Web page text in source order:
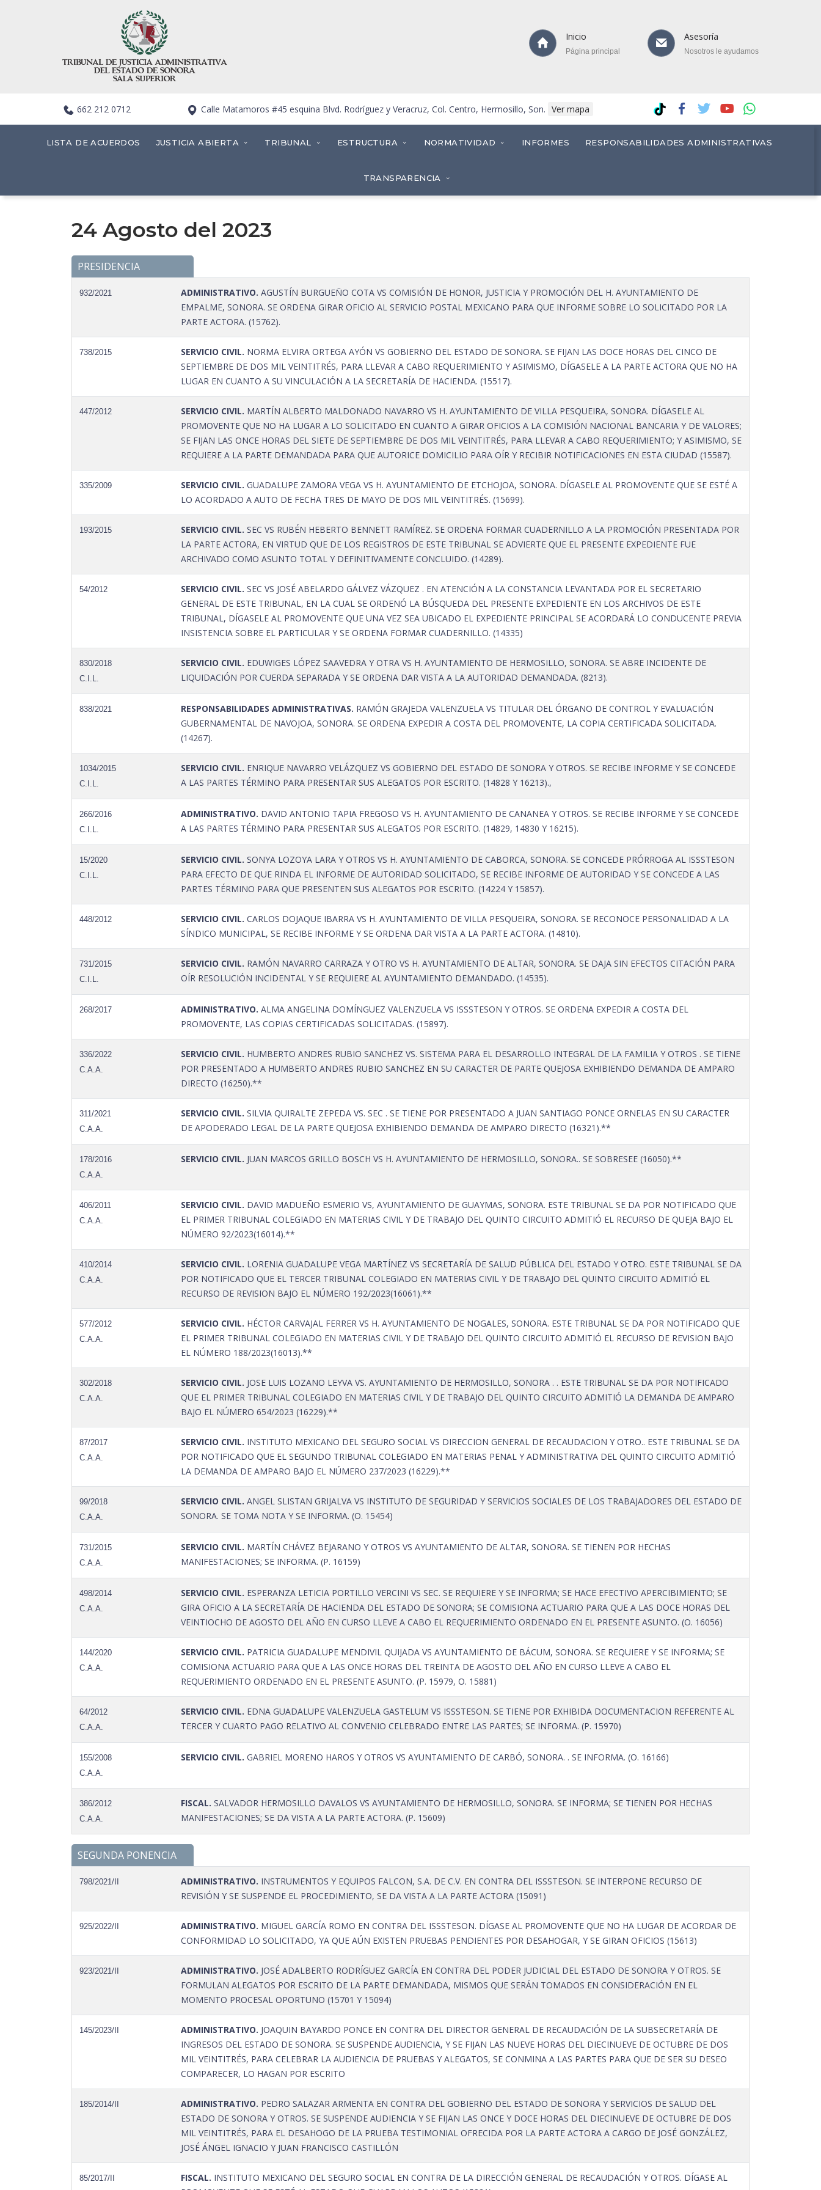
Inicio
Página principal
Asesoría
Nosotros le ayudamos
662 212 0712 Calle Matamoros #45 esquina Blvd. Rodríguez y Veracruz, Col. Centro, Hermosillo, Son. Ver mapa
LISTA DE ACUERDOS JUSTICIA ABIERTA TRIBUNAL ESTRUCTURA NORMATIVIDAD INFORMES RESPONSABILIDADES ADMINISTRATIVAS
TRANSPARENCIA
24 Agosto del 2023
PRESIDENCIA
932/2021 ADMINISTRATIVO. AGUSTÍN BURGUEÑO COTA VS COMISIÓN DE HONOR, JUSTICIA Y PROMOCIÓN DEL H. AYUNTAMIENTO DE
EMPALME, SONORA. SE ORDENA GIRAR OFICIO AL SERVICIO POSTAL MEXICANO PARA QUE INFORME SOBRE LO SOLICITADO POR LA
PARTE ACTORA. (15762).
738/2015 SERVICIO CIVIL. NORMA ELVIRA ORTEGA AYÓN VS GOBIERNO DEL ESTADO DE SONORA. SE FIJAN LAS DOCE HORAS DEL CINCO DE
SEPTIEMBRE DE DOS MIL VEINTITRÉS, PARA LLEVAR A CABO REQUERIMIENTO Y ASIMISMO, DÍGASELE A LA PARTE ACTORA QUE NO HA
LUGAR EN CUANTO A SU VINCULACIÓN A LA SECRETARÍA DE HACIENDA. (15517).
447/2012 SERVICIO CIVIL. MARTÍN ALBERTO MALDONADO NAVARRO VS H. AYUNTAMIENTO DE VILLA PESQUEIRA, SONORA. DÍGASELE AL
PROMOVENTE QUE NO HA LUGAR A LO SOLICITADO EN CUANTO A GIRAR OFICIOS A LA COMISIÓN NACIONAL BANCARIA Y DE VALORES;
SE FIJAN LAS ONCE HORAS DEL SIETE DE SEPTIEMBRE DE DOS MIL VEINTITRÉS, PARA LLEVAR A CABO REQUERIMIENTO; Y ASIMISMO, SE
REQUIERE A LA PARTE DEMANDADA PARA QUE AUTORICE DOMICILIO PARA OÍR Y RECIBIR NOTIFICACIONES EN ESTA CIUDAD (15587).
335/2009 SERVICIO CIVIL. GUADALUPE ZAMORA VEGA VS H. AYUNTAMIENTO DE ETCHOJOA, SONORA. DÍGASELE AL PROMOVENTE QUE SE ESTÉ A
LO ACORDADO A AUTO DE FECHA TRES DE MAYO DE DOS MIL VEINTITRÉS. (15699).
193/2015 SERVICIO CIVIL. SEC VS RUBÉN HEBERTO BENNETT RAMÍREZ. SE ORDENA FORMAR CUADERNILLO A LA PROMOCIÓN PRESENTADA POR
LA PARTE ACTORA, EN VIRTUD QUE DE LOS REGISTROS DE ESTE TRIBUNAL SE ADVIERTE QUE EL PRESENTE EXPEDIENTE FUE
ARCHIVADO COMO ASUNTO TOTAL Y DEFINITIVAMENTE CONCLUIDO. (14289).
54/2012 SERVICIO CIVIL. SEC VS JOSÉ ABELARDO GÁLVEZ VÁZQUEZ . EN ATENCIÓN A LA CONSTANCIA LEVANTADA POR EL SECRETARIO
GENERAL DE ESTE TRIBUNAL, EN LA CUAL SE ORDENÓ LA BÚSQUEDA DEL PRESENTE EXPEDIENTE EN LOS ARCHIVOS DE ESTE
TRIBUNAL, DÍGASELE AL PROMOVENTE QUE UNA VEZ SEA UBICADO EL EXPEDIENTE PRINCIPAL SE ACORDARÁ LO CONDUCENTE PREVIA
INSISTENCIA SOBRE EL PARTICULAR Y SE ORDENA FORMAR CUADERNILLO. (14335)
830/2018
C.I.L.
SERVICIO CIVIL. EDUWIGES LÓPEZ SAAVEDRA Y OTRA VS H. AYUNTAMIENTO DE HERMOSILLO, SONORA. SE ABRE INCIDENTE DE
LIQUIDACIÓN POR CUERDA SEPARADA Y SE ORDENA DAR VISTA A LA AUTORIDAD DEMANDADA. (8213).
838/2021 RESPONSABILIDADES ADMINISTRATIVAS. RAMÓN GRAJEDA VALENZUELA VS TITULAR DEL ÓRGANO DE CONTROL Y EVALUACIÓN
GUBERNAMENTAL DE NAVOJOA, SONORA. SE ORDENA EXPEDIR A COSTA DEL PROMOVENTE, LA COPIA CERTIFICADA SOLICITADA.
(14267).
1034/2015
C.I.L.
SERVICIO CIVIL. ENRIQUE NAVARRO VELÁZQUEZ VS GOBIERNO DEL ESTADO DE SONORA Y OTROS. SE RECIBE INFORME Y SE CONCEDE
A LAS PARTES TÉRMINO PARA PRESENTAR SUS ALEGATOS POR ESCRITO. (14828 Y 16213).,
266/2016
C.I.L.
ADMINISTRATIVO. DAVID ANTONIO TAPIA FREGOSO VS H. AYUNTAMIENTO DE CANANEA Y OTROS. SE RECIBE INFORME Y SE CONCEDE
A LAS PARTES TÉRMINO PARA PRESENTAR SUS ALEGATOS POR ESCRITO. (14829, 14830 Y 16215).
15/2020
C.I.L.
SERVICIO CIVIL. SONYA LOZOYA LARA Y OTROS VS H. AYUNTAMIENTO DE CABORCA, SONORA. SE CONCEDE PRÓRROGA AL ISSSTESON
PARA EFECTO DE QUE RINDA EL INFORME DE AUTORIDAD SOLICITADO, SE RECIBE INFORME DE AUTORIDAD Y SE CONCEDE A LAS
PARTES TÉRMINO PARA QUE PRESENTEN SUS ALEGATOS POR ESCRITO. (14224 Y 15857).
448/2012 SERVICIO CIVIL. CARLOS DOJAQUE IBARRA VS H. AYUNTAMIENTO DE VILLA PESQUEIRA, SONORA. SE RECONOCE PERSONALIDAD A LA
SÍNDICO MUNICIPAL, SE RECIBE INFORME Y SE ORDENA DAR VISTA A LA PARTE ACTORA. (14810).
731/2015
C.I.L.
SERVICIO CIVIL. RAMÓN NAVARRO CARRAZA Y OTRO VS H. AYUNTAMIENTO DE ALTAR, SONORA. SE DAJA SIN EFECTOS CITACIÓN PARA
OÍR RESOLUCIÓN INCIDENTAL Y SE REQUIERE AL AYUNTAMIENTO DEMANDADO. (14535).
268/2017 ADMINISTRATIVO. ALMA ANGELINA DOMÍNGUEZ VALENZUELA VS ISSSTESON Y OTROS. SE ORDENA EXPEDIR A COSTA DEL
PROMOVENTE, LAS COPIAS CERTIFICADAS SOLICITADAS. (15897).
336/2022
C.A.A.
SERVICIO CIVIL. HUMBERTO ANDRES RUBIO SANCHEZ VS. SISTEMA PARA EL DESARROLLO INTEGRAL DE LA FAMILIA Y OTROS . SE TIENE
POR PRESENTADO A HUMBERTO ANDRES RUBIO SANCHEZ EN SU CARACTER DE PARTE QUEJOSA EXHIBIENDO DEMANDA DE AMPARO
DIRECTO (16250).**
311/2021
C.A.A.
SERVICIO CIVIL. SILVIA QUIRALTE ZEPEDA VS. SEC . SE TIENE POR PRESENTADO A JUAN SANTIAGO PONCE ORNELAS EN SU CARACTER
DE APODERADO LEGAL DE LA PARTE QUEJOSA EXHIBIENDO DEMANDA DE AMPARO DIRECTO (16321).**
178/2016
C.A.A.
SERVICIO CIVIL. JUAN MARCOS GRILLO BOSCH VS H. AYUNTAMIENTO DE HERMOSILLO, SONORA.. SE SOBRESEE (16050).**
406/2011
C.A.A.
SERVICIO CIVIL. DAVID MADUEÑO ESMERIO VS, AYUNTAMIENTO DE GUAYMAS, SONORA. ESTE TRIBUNAL SE DA POR NOTIFICADO QUE
EL PRIMER TRIBUNAL COLEGIADO EN MATERIAS CIVIL Y DE TRABAJO DEL QUINTO CIRCUITO ADMITIÓ EL RECURSO DE QUEJA BAJO EL
NÚMERO 92/2023(16014).**
410/2014
C.A.A.
SERVICIO CIVIL. LORENIA GUADALUPE VEGA MARTÍNEZ VS SECRETARÍA DE SALUD PÚBLICA DEL ESTADO Y OTRO. ESTE TRIBUNAL SE DA
POR NOTIFICADO QUE EL TERCER TRIBUNAL COLEGIADO EN MATERIAS CIVIL Y DE TRABAJO DEL QUINTO CIRCUITO ADMITIÓ EL
RECURSO DE REVISION BAJO EL NÚMERO 192/2023(16061).**
577/2012
C.A.A.
SERVICIO CIVIL. HÉCTOR CARVAJAL FERRER VS H. AYUNTAMIENTO DE NOGALES, SONORA. ESTE TRIBUNAL SE DA POR NOTIFICADO QUE
EL PRIMER TRIBUNAL COLEGIADO EN MATERIAS CIVIL Y DE TRABAJO DEL QUINTO CIRCUITO ADMITIÓ EL RECURSO DE REVISION BAJO
EL NÚMERO 188/2023(16013).**
302/2018
C.A.A.
SERVICIO CIVIL. JOSE LUIS LOZANO LEYVA VS. AYUNTAMIENTO DE HERMOSILLO, SONORA . . ESTE TRIBUNAL SE DA POR NOTIFICADO
QUE EL PRIMER TRIBUNAL COLEGIADO EN MATERIAS CIVIL Y DE TRABAJO DEL QUINTO CIRCUITO ADMITIÓ LA DEMANDA DE AMPARO
BAJO EL NÚMERO 654/2023 (16229).**
87/2017
C.A.A.
SERVICIO CIVIL. INSTITUTO MEXICANO DEL SEGURO SOCIAL VS DIRECCION GENERAL DE RECAUDACION Y OTRO.. ESTE TRIBUNAL SE DA
POR NOTIFICADO QUE EL SEGUNDO TRIBUNAL COLEGIADO EN MATERIAS PENAL Y ADMINISTRATIVA DEL QUINTO CIRCUITO ADMITIÓ
LA DEMANDA DE AMPARO BAJO EL NÚMERO 237/2023 (16229).**
99/2018
C.A.A.
SERVICIO CIVIL. ANGEL SLISTAN GRIJALVA VS INSTITUTO DE SEGURIDAD Y SERVICIOS SOCIALES DE LOS TRABAJADORES DEL ESTADO DE
SONORA. SE TOMA NOTA Y SE INFORMA. (O. 15454)
731/2015
C.A.A.
SERVICIO CIVIL. MARTÍN CHÁVEZ BEJARANO Y OTROS VS AYUNTAMIENTO DE ALTAR, SONORA. SE TIENEN POR HECHAS
MANIFESTACIONES; SE INFORMA. (P. 16159)
498/2014
C.A.A.
SERVICIO CIVIL. ESPERANZA LETICIA PORTILLO VERCINI VS SEC. SE REQUIERE Y SE INFORMA; SE HACE EFECTIVO APERCIBIMIENTO; SE
GIRA OFICIO A LA SECRETARÍA DE HACIENDA DEL ESTADO DE SONORA; SE COMISIONA ACTUARIO PARA QUE A LAS DOCE HORAS DEL
VEINTIOCHO DE AGOSTO DEL AÑO EN CURSO LLEVE A CABO EL REQUERIMIENTO ORDENADO EN EL PRESENTE ASUNTO. (O. 16056)
144/2020
C.A.A.
SERVICIO CIVIL. PATRICIA GUADALUPE MENDIVIL QUIJADA VS AYUNTAMIENTO DE BÁCUM, SONORA. SE REQUIERE Y SE INFORMA; SE
COMISIONA ACTUARIO PARA QUE A LAS ONCE HORAS DEL TREINTA DE AGOSTO DEL AÑO EN CURSO LLEVE A CABO EL
REQUERIMIENTO ORDENADO EN EL PRESENTE ASUNTO. (P. 15979, O. 15881)
64/2012
C.A.A.
SERVICIO CIVIL. EDNA GUADALUPE VALENZUELA GASTELUM VS ISSSTESON. SE TIENE POR EXHIBIDA DOCUMENTACION REFERENTE AL
TERCER Y CUARTO PAGO RELATIVO AL CONVENIO CELEBRADO ENTRE LAS PARTES; SE INFORMA. (P. 15970)
155/2008
C.A.A.
SERVICIO CIVIL. GABRIEL MORENO HAROS Y OTROS VS AYUNTAMIENTO DE CARBÓ, SONORA. . SE INFORMA. (O. 16166)
386/2012
C.A.A.
FISCAL. SALVADOR HERMOSILLO DAVALOS VS AYUNTAMIENTO DE HERMOSILLO, SONORA. SE INFORMA; SE TIENEN POR HECHAS
MANIFESTACIONES; SE DA VISTA A LA PARTE ACTORA. (P. 15609)
SEGUNDA PONENCIA
798/2021/II ADMINISTRATIVO. INSTRUMENTOS Y EQUIPOS FALCON, S.A. DE C.V. EN CONTRA DEL ISSSTESON. SE INTERPONE RECURSO DE
REVISIÓN Y SE SUSPENDE EL PROCEDIMIENTO, SE DA VISTA A LA PARTE ACTORA (15091)
925/2022/II ADMINISTRATIVO. MIGUEL GARCÍA ROMO EN CONTRA DEL ISSSTESON. DÍGASE AL PROMOVENTE QUE NO HA LUGAR DE ACORDAR DE
CONFORMIDAD LO SOLICITADO, YA QUE AÚN EXISTEN PRUEBAS PENDIENTES POR DESAHOGAR, Y SE GIRAN OFICIOS (15613)
923/2021/II ADMINISTRATIVO. JOSÉ ADALBERTO RODRÍGUEZ GARCÍA EN CONTRA DEL PODER JUDICIAL DEL ESTADO DE SONORA Y OTROS. SE
FORMULAN ALEGATOS POR ESCRITO DE LA PARTE DEMANDADA, MISMOS QUE SERÁN TOMADOS EN CONSIDERACIÓN EN EL
MOMENTO PROCESAL OPORTUNO (15701 Y 15094)
145/2023/II ADMINISTRATIVO. JOAQUIN BAYARDO PONCE EN CONTRA DEL DIRECTOR GENERAL DE RECAUDACIÓN DE LA SUBSECRETARÍA DE
INGRESOS DEL ESTADO DE SONORA. SE SUSPENDE AUDIENCIA, Y SE FIJAN LAS NUEVE HORAS DEL DIECINUEVE DE OCTUBRE DE DOS
MIL VEINTITRÉS, PARA CELEBRAR LA AUDIENCIA DE PRUEBAS Y ALEGATOS, SE CONMINA A LAS PARTES PARA QUE DE SER SU DESEO
COMPARECER, LO HAGAN POR ESCRITO
185/2014/II ADMINISTRATIVO. PEDRO SALAZAR ARMENTA EN CONTRA DEL GOBIERNO DEL ESTADO DE SONORA Y SERVICIOS DE SALUD DEL
ESTADO DE SONORA Y OTROS. SE SUSPENDE AUDIENCIA Y SE FIJAN LAS ONCE Y DOCE HORAS DEL DIECINUEVE DE OCTUBRE DE DOS
MIL VEINTITRÉS, PARA EL DESAHOGO DE LA PRUEBA TESTIMONIAL OFRECIDA POR LA PARTE ACTORA A CARGO DE JOSÉ GONZÁLEZ,
JOSÉ ÁNGEL IGNACIO Y JUAN FRANCISCO CASTILLÓN
85/2017/II FISCAL. INSTITUTO MEXICANO DEL SEGURO SOCIAL EN CONTRA DE LA DIRECCIÓN GENERAL DE RECAUDACIÓN Y OTROS. DÍGASE AL